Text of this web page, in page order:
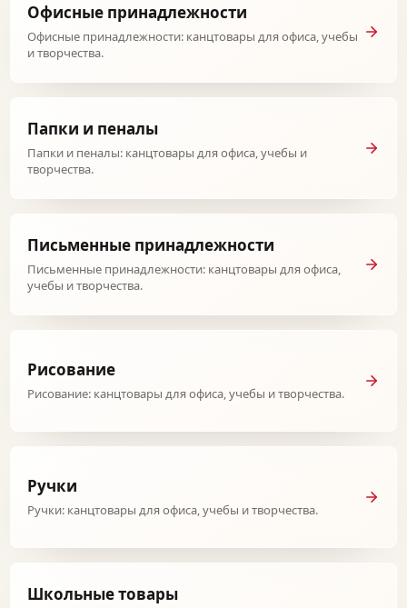
Офисные принадлежности
Офисные принадлежности: канцтовары для офиса, учебы
и творчества.
Папки и пеналы
Папки и пеналы: канцтовары для офиса, учебы и
творчества.
Письменные принадлежности
Письменные принадлежности: канцтовары для офиса,
учебы и творчества.
Рисование
Рисование: канцтовары для офиса, учебы и творчества.
Ручки
Ручки: канцтовары для офиса, учебы и творчества.
Школьные товары